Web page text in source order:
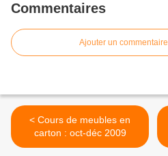
Commentaires
Ajouter un commentaire
< Cours de meubles en
carton : oct-déc 2009